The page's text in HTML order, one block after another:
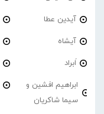
آیدین عطا
آیشاه
اَبراد
ابراهیم افشین و
سیما شاکریان